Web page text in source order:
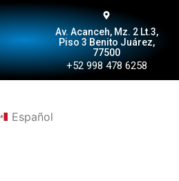
Av. Acanceh, Mz. 2 Lt.3,
Piso 3 Benito Juárez,
77500
+52 998 478 6258
Español